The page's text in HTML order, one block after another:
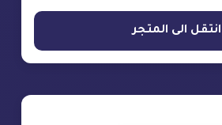
انتقل الى المتجر